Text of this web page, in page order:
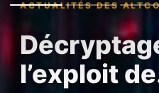
ACTUALITÉS DES
l’exploit